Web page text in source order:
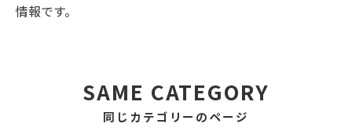
情報です。
同じカテゴリーのページ
SAME CATEGORY